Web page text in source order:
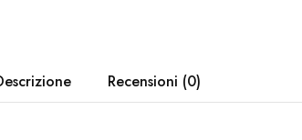
Recensioni (0)